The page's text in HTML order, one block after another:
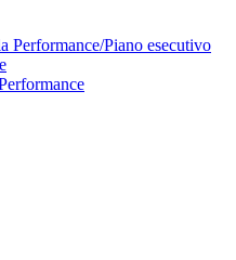
Performance/Piano esecutivo